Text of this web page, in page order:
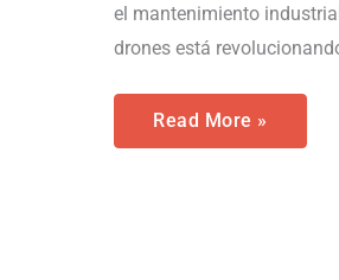
el mantenimiento
drones está
Read More »